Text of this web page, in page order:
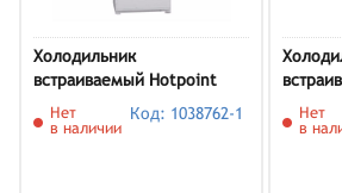
Холодильник
встраиваемый Hotpoint
HBT 20I
Нет
в наличии
Код: 1038762-1
5600
Нет
в